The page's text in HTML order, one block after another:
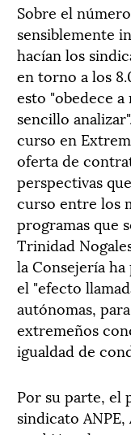
Sobre el
sensiblemente
hacían los
en torno a los
esto "obedece
sencillo
curso en
oferta de
perspectivas
curso entre los
programas que
Trinidad
la Consejería
el "efecto
autónomas,
extremeños
igualdad de
Por su parte, el
sindicato